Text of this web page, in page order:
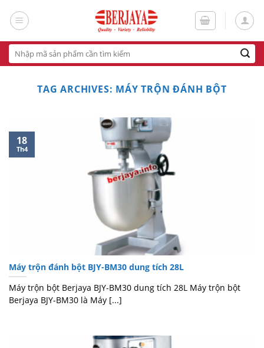
Tìm
kiếm:
TAG ARCHIVES: MÁY TRỘN ĐÁNH BỘT
Máy trộn đánh bột BJY-BM30 dung tích 28L
Máy trộn bột Berjaya BJY-BM30 dung tích 28L Máy trộn bột
Berjaya BJY-BM30 là Máy [...]
18
Th4